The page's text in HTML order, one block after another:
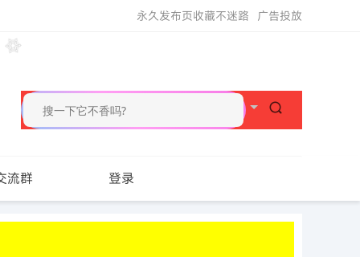
广告投放
永久发布页收藏不迷路
流群 登录